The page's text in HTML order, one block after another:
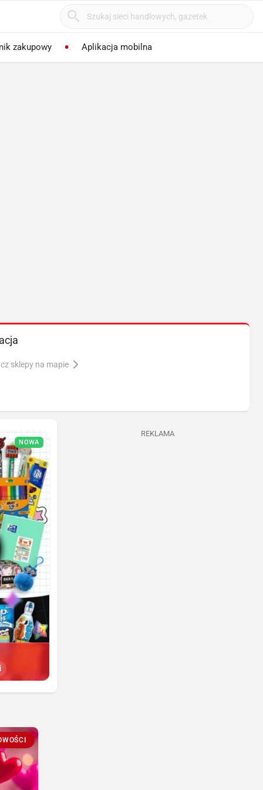
zakupowy Aplikacja mobilna
sklepy na mapie
NOWA
REKLAMA